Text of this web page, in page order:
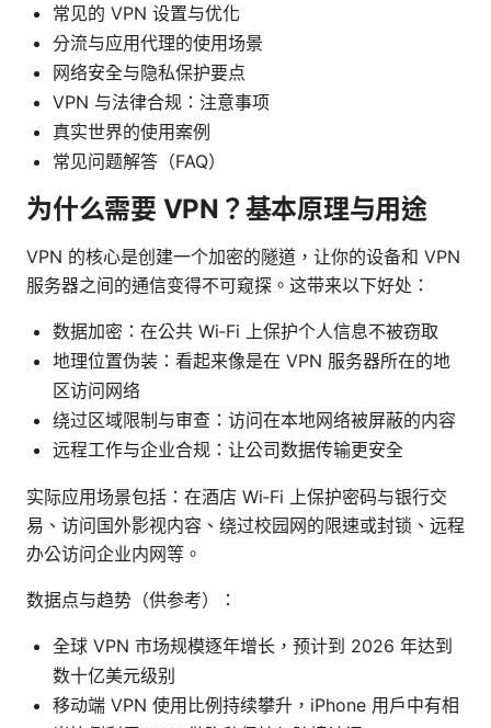
常见的 VPN 设置与优化
分流与应用代理的使用场景
网络安全与隐私保护要点
VPN 与法律合规：注意事项
真实世界的使用案例
常见问题解答（FAQ）
为什么需要 VPN？基本原理与用途
VPN 的核心是创建一个加密的隧道，让你的设备和 VPN
服务器之间的通信变得不可窥探。这带来以下好处：
数据加密：在公共 Wi‑Fi 上保护个人信息不被窃取
地理位置伪装：看起来像是在 VPN 服务器所在的地
区访问网络
绕过区域限制与审查：访问在本地网络被屏蔽的内容
远程工作与企业合规：让公司数据传输更安全
实际应用场景包括：在酒店 Wi‑Fi 上保护密码与银行交
易、访问国外影视内容、绕过校园网的限速或封锁、远程
办公访问企业内网等。
数据点与趋势（供参考）：
全球 VPN 市场规模逐年增长，预计到 2026 年达到
数十亿美元级别
移动端 VPN 使用比例持续攀升，iPhone 用户中有相